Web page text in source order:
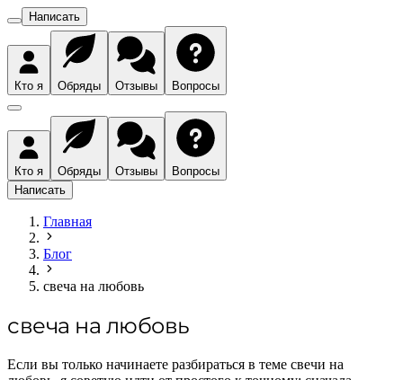
Написать
Кто я Обряды Отзывы Вопросы
Кто я Обряды Отзывы
Вопросы
Написать
Главная
Блог
свеча на любовь
свеча на любовь
Если вы только начинаете разбираться в теме свечи на